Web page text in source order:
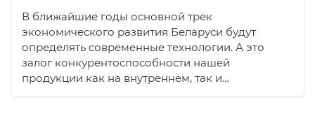
В ближайшие годы основной трек
экономического развития Беларуси будут
определять современные технологии. А это
залог конкурентоспособности нашей
продукции как на внутреннем, так и…